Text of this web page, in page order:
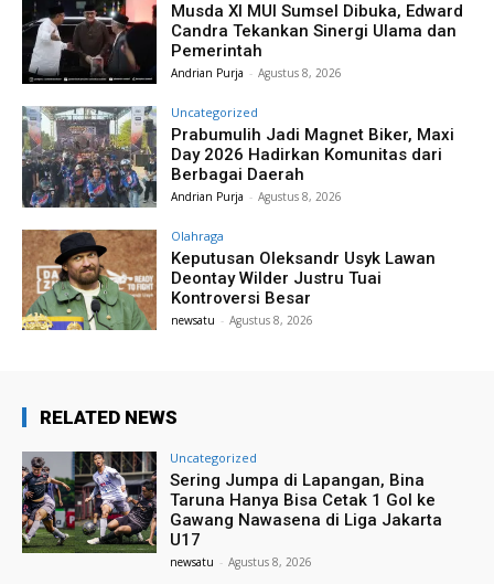
Musda XI MUI Sumsel Dibuka, Edward
Candra Tekankan Sinergi Ulama dan
Pemerintah
Andrian Purja - Agustus 8, 2026
Uncategorized
Prabumulih Jadi Magnet Biker, Maxi
Day 2026 Hadirkan Komunitas dari
Berbagai Daerah
Andrian Purja - Agustus 8, 2026
Olahraga
Keputusan Oleksandr Usyk Lawan
Deontay Wilder Justru Tuai
Kontroversi Besar
newsatu - Agustus 8, 2026
RELATED NEWS
Uncategorized
Sering Jumpa di Lapangan, Bina
Taruna Hanya Bisa Cetak 1 Gol ke
Gawang Nawasena di Liga Jakarta
U17
newsatu - Agustus 8, 2026